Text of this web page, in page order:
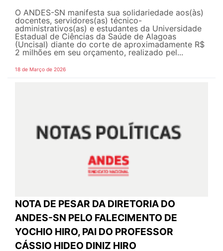
O ANDES-SN manifesta sua solidariedade aos(às)
docentes, servidores(as) técnico-
administrativos(as) e estudantes da Universidade
Estadual de Ciências da Saúde de Alagoas
(Uncisal) diante do corte de aproximadamente R$
2 milhões em seu orçamento, realizado pel...
18 de Março de 2026
NOTA DE PESAR DA DIRETORIA DO
ANDES-SN PELO FALECIMENTO DE
YOCHIO HIRO, PAI DO PROFESSOR
CÁSSIO HIDEO DINIZ HIRO